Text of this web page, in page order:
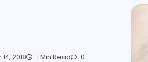
2018 1 Min Read 0